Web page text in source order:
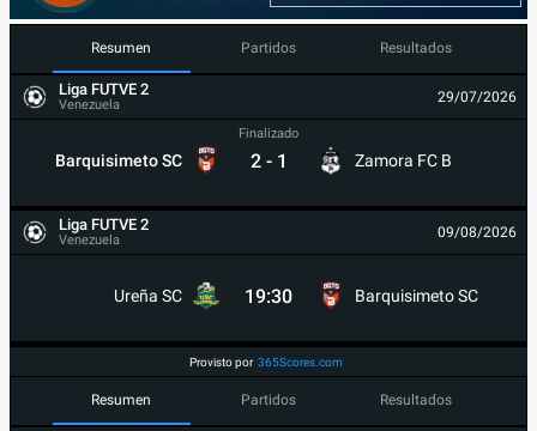
Resumen Partidos Resultados
Liga FUTVE 2
Venezuela 29/07/2026
Barquisimeto SC
Finalizado
2 - 1 Zamora FC B
Liga FUTVE 2
Venezuela 09/08/2026
Ureña SC 19:30 Barquisimeto SC
Provisto por 365Scores.com
Resumen Partidos Resultados